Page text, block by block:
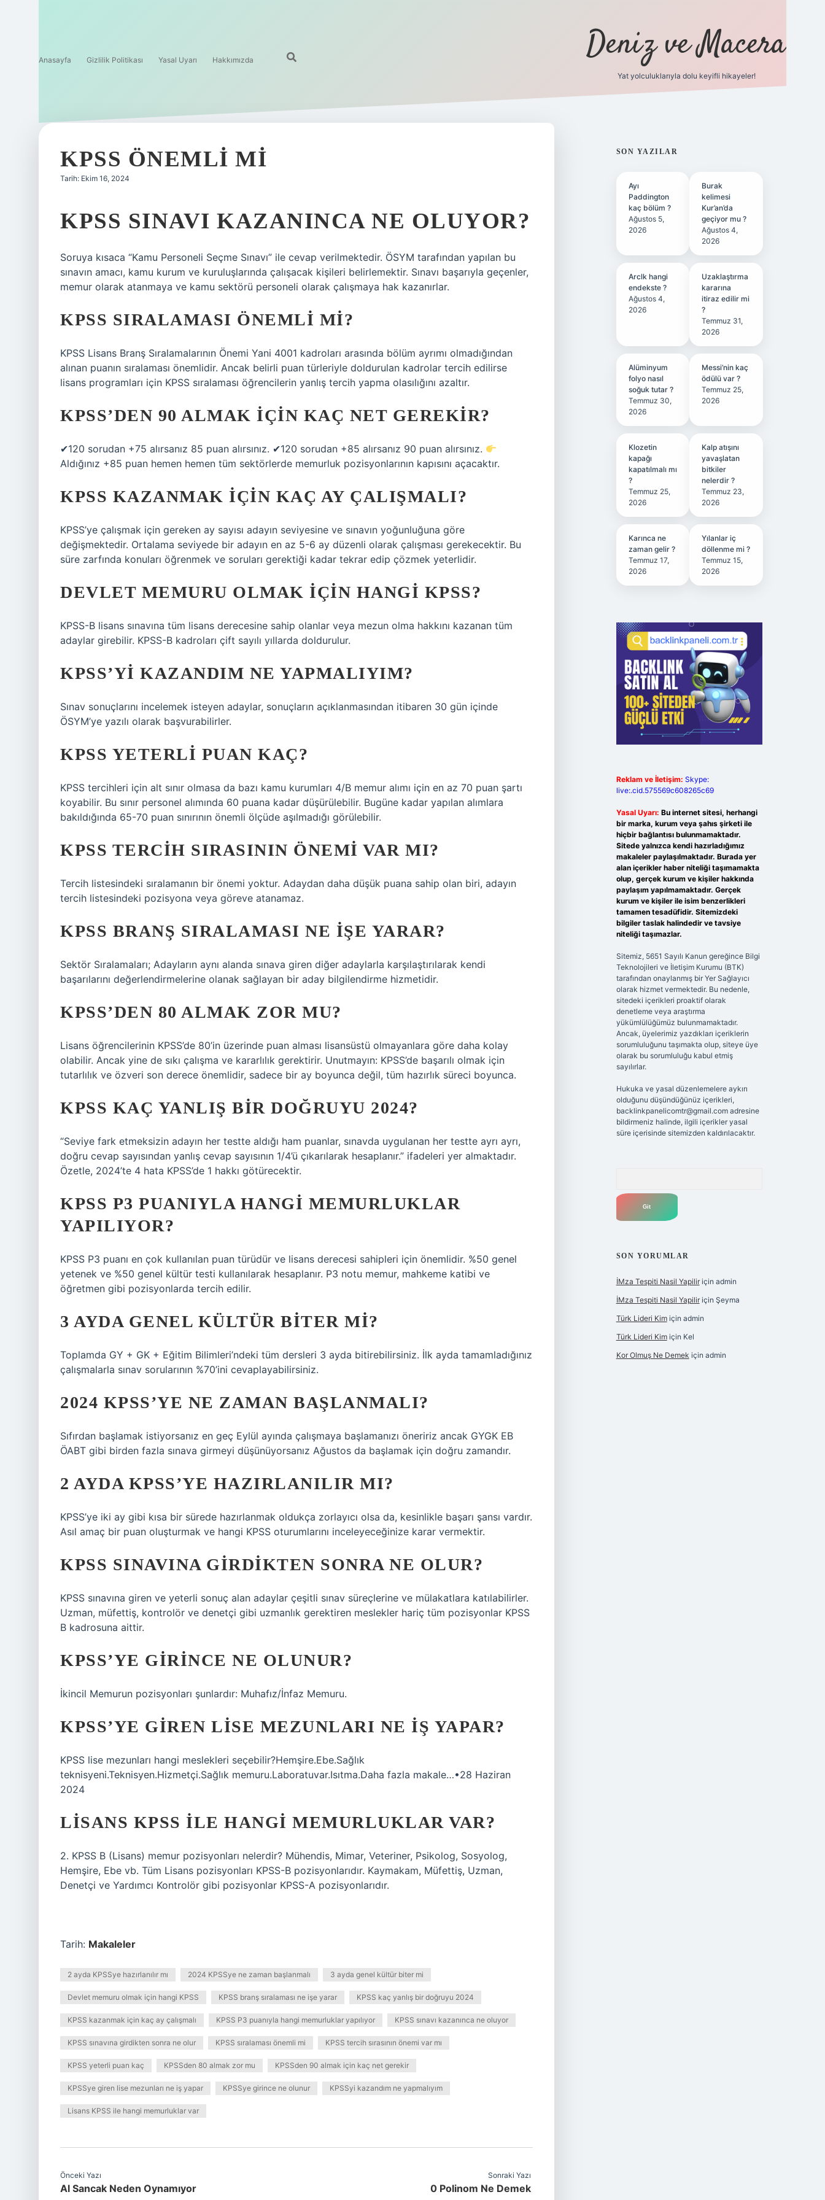
Anasayfa Gizlilik Politikası Yasal Uyarı Hakkımızda Deniz ve Macera
Yat yolculuklarıyla dolu keyifli hikayeler!
KPSS ÖNEMLI MI
Tarih: Ekim 16, 2024
KPSS SINAVI KAZANINCA NE OLUYOR?
Soruya kısaca “Kamu Personeli Seçme Sınavı” ile cevap verilmektedir. ÖSYM tarafından yapılan bu
sınavın amacı, kamu kurum ve kuruluşlarında çalışacak kişileri belirlemektir. Sınavı başarıyla geçenler,
memur olarak atanmaya ve kamu sektörü personeli olarak çalışmaya hak kazanırlar.
KPSS SIRALAMASI ÖNEMLI MI?
KPSS Lisans Branş Sıralamalarının Önemi Yani 4001 kadroları arasında bölüm ayrımı olmadığından
alınan puanın sıralaması önemlidir. Ancak belirli puan türleriyle doldurulan kadrolar tercih edilirse
lisans programları için KPSS sıralaması öğrencilerin yanlış tercih yapma olasılığını azaltır.
KPSS’DEN 90 ALMAK IÇIN KAÇ NET GEREKIR?
✔120 sorudan +75 alırsanız 85 puan alırsınız. ✔120 sorudan +85 alırsanız 90 puan alırsınız.
Aldığınız +85 puan hemen hemen tüm sektörlerde memurluk pozisyonlarının kapısını açacaktır.
KPSS KAZANMAK IÇIN KAÇ AY ÇALIŞMALI?
KPSS’ye çalışmak için gereken ay sayısı adayın seviyesine ve sınavın yoğunluğuna göre
değişmektedir. Ortalama seviyede bir adayın en az 5-6 ay düzenli olarak çalışması gerekecektir. Bu
süre zarfında konuları öğrenmek ve soruları gerektiği kadar tekrar edip çözmek yeterlidir.
DEVLET MEMURU OLMAK IÇIN HANGI KPSS?
KPSS-B lisans sınavına tüm lisans derecesine sahip olanlar veya mezun olma hakkını kazanan tüm
adaylar girebilir. KPSS-B kadroları çift sayılı yıllarda doldurulur.
KPSS’YI KAZANDIM NE YAPMALIYIM?
Sınav sonuçlarını incelemek isteyen adaylar, sonuçların açıklanmasından itibaren 30 gün içinde
ÖSYM’ye yazılı olarak başvurabilirler.
KPSS YETERLI PUAN KAÇ?
KPSS tercihleri ​​için alt sınır olmasa da bazı kamu kurumları 4/B memur alımı için en az 70 puan şartı
koyabilir. Bu sınır personel alımında 60 puana kadar düşürülebilir. Bugüne kadar yapılan alımlara
bakıldığında 65-70 puan sınırının önemli ölçüde aşılmadığı görülebilir.
KPSS TERCIH SIRASININ ÖNEMI VAR MI?
Tercih listesindeki sıralamanın bir önemi yoktur. Adaydan daha düşük puana sahip olan biri, adayın
tercih listesindeki pozisyona veya göreve atanamaz.
KPSS BRANŞ SIRALAMASI NE IŞE YARAR?
Sektör Sıralamaları; Adayların aynı alanda sınava giren diğer adaylarla karşılaştırılarak kendi
başarılarını değerlendirmelerine olanak sağlayan bir aday bilgilendirme hizmetidir.
KPSS’DEN 80 ALMAK ZOR MU?
Lisans öğrencilerinin KPSS’de 80’in üzerinde puan alması lisansüstü olmayanlara göre daha kolay
olabilir. Ancak yine de sıkı çalışma ve kararlılık gerektirir. Unutmayın: KPSS’de başarılı olmak için
tutarlılık ve özveri son derece önemlidir, sadece bir ay boyunca değil, tüm hazırlık süreci boyunca.
KPSS KAÇ YANLIŞ BIR DOĞRUYU 2024?
“Seviye fark etmeksizin adayın her testte aldığı ham puanlar, sınavda uygulanan her testte ayrı ayrı,
doğru cevap sayısından yanlış cevap sayısının 1/4’ü çıkarılarak hesaplanır.” ifadeleri yer almaktadır.
Özetle, 2024’te 4 hata KPSS’de 1 hakkı götürecektir.
KPSS P3 PUANIYLA HANGI MEMURLUKLAR
YAPILIYOR?
KPSS P3 puanı en çok kullanılan puan türüdür ve lisans derecesi sahipleri için önemlidir. %50 genel
yetenek ve %50 genel kültür testi kullanılarak hesaplanır. P3 notu memur, mahkeme katibi ve
öğretmen gibi pozisyonlarda tercih edilir.
3 AYDA GENEL KÜLTÜR BITER MI?
Toplamda GY + GK + Eğitim Bilimleri’ndeki tüm dersleri 3 ayda bitirebilirsiniz. İlk ayda tamamladığınız
çalışmalarla sınav sorularının %70’ini cevaplayabilirsiniz.
2024 KPSS’YE NE ZAMAN BAŞLANMALI?
Sıfırdan başlamak istiyorsanız en geç Eylül ayında çalışmaya başlamanızı öneririz ancak GYGK EB
ÖABT gibi birden fazla sınava girmeyi düşünüyorsanız Ağustos da başlamak için doğru zamandır.
2 AYDA KPSS’YE HAZIRLANILIR MI?
KPSS’ye iki ay gibi kısa bir sürede hazırlanmak oldukça zorlayıcı olsa da, kesinlikle başarı şansı vardır.
Asıl amaç bir puan oluşturmak ve hangi KPSS oturumlarını inceleyeceğinize karar vermektir.
KPSS SINAVINA GIRDIKTEN SONRA NE OLUR?
KPSS sınavına giren ve yeterli sonuç alan adaylar çeşitli sınav süreçlerine ve mülakatlara katılabilirler.
Uzman, müfettiş, kontrolör ve denetçi gibi uzmanlık gerektiren meslekler hariç tüm pozisyonlar KPSS
B kadrosuna aittir.
KPSS’YE GIRINCE NE OLUNUR?
İkincil Memurun pozisyonları şunlardır: Muhafız/İnfaz Memuru.
KPSS’YE GIREN LISE MEZUNLARI NE IŞ YAPAR?
KPSS lise mezunları hangi meslekleri seçebilir?Hemşire.Ebe.Sağlık
teknisyeni.Teknisyen.Hizmetçi.Sağlık memuru.Laboratuvar.Isıtma.Daha fazla makale…•28 Haziran
2024
LISANS KPSS ILE HANGI MEMURLUKLAR VAR?
2. KPSS B (Lisans) memur pozisyonları nelerdir? Mühendis, Mimar, Veteriner, Psikolog, Sosyolog,
Hemşire, Ebe vb. Tüm Lisans pozisyonları KPSS-B pozisyonlarıdır. Kaymakam, Müfettiş, Uzman,
Denetçi ve Yardımcı Kontrolör gibi pozisyonlar KPSS-A pozisyonlarıdır.
Tarih: Makaleler
2 ayda KPSSye hazırlanılır mı 2024 KPSSye ne zaman başlanmalı 3 ayda genel kültür biter mi
Devlet memuru olmak için hangi KPSS KPSS branş sıralaması ne işe yarar KPSS kaç yanlış bir doğruyu 2024
KPSS kazanmak için kaç ay çalışmalı KPSS P3 puanıyla hangi memurluklar yapılıyor KPSS sınavı kazanınca ne oluyor
KPSS sınavına girdikten sonra ne olur KPSS sıralaması önemli mi KPSS tercih sırasının önemi var mı
KPSS yeterli puan kaç KPSSden 80 almak zor mu KPSSden 90 almak için kaç net gerekir
KPSSye giren lise mezunları ne iş yapar KPSSye girince ne olunur KPSSyi kazandım ne yapmalıyım
Lisans KPSS ile hangi memurluklar var
Önceki Yazı
Al Sancak Neden Oynamıyor
Sonraki Yazı
0 Polinom Ne Demek
SIDEBAR
SON YAZILAR
Ayı
Paddington
kaç bölüm ?
Ağustos 5,
2026
Burak
kelimesi
Kur’an’da
geçiyor mu ?
Ağustos 4,
2026
Arclk hangi
endekste ?
Ağustos 4,
2026
Uzaklaştırma
kararına
itiraz edilir mi
?
Temmuz 31,
2026
Alüminyum
folyo nasıl
soğuk tutar ?
Temmuz 30,
2026
Messi’nin kaç
ödülü var ?
Temmuz 25,
2026
Klozetin
kapağı
kapatılmalı mı
?
Temmuz 25,
2026
Kalp atışını
yavaşlatan
bitkiler
nelerdir ?
Temmuz 23,
2026
Karınca ne
zaman gelir ?
Temmuz 17,
2026
Yılanlar iç
döllenme mi ?
Temmuz 15,
2026
Reklam ve İletişim: Skype:
live:.cid.575569c608265c69
Yasal Uyarı: Bu internet sitesi, herhangi
bir marka, kurum veya şahıs şirketi ile
hiçbir bağlantısı bulunmamaktadır.
Sitede yalnızca kendi hazırladığımız
makaleler paylaşılmaktadır. Burada yer
alan içerikler haber niteliği taşımamakta
olup, gerçek kurum ve kişiler hakkında
paylaşım yapılmamaktadır. Gerçek
kurum ve kişiler ile isim benzerlikleri
tamamen tesadüfidir. Sitemizdeki
bilgiler taslak halindedir ve tavsiye
niteliği taşımazlar.
Sitemiz, 5651 Sayılı Kanun gereğince Bilgi
Teknolojileri ve İletişim Kurumu (BTK)
tarafından onaylanmış bir Yer Sağlayıcı
olarak hizmet vermektedir. Bu nedenle,
sitedeki içerikleri proaktif olarak
denetleme veya araştırma
yükümlülüğümüz bulunmamaktadır.
Ancak, üyelerimiz yazdıkları içeriklerin
sorumluluğunu taşımakta olup, siteye üye
olarak bu sorumluluğu kabul etmiş
sayılırlar.
Hukuka ve yasal düzenlemelere aykırı
olduğunu düşündüğünüz içerikleri,
backlinkpanelicomtr@gmail.comadresine
bildirmeniz halinde, ilgili içerikler yasal
süre içerisinde sitemizden kaldırılacaktır.
SON YORUMLAR
İMza Tespiti Nasil Yapiliriçin admin
İMza Tespiti Nasil Yapiliriçin Şeyma
Türk Lideri Kimiçin admin
Türk Lideri Kimiçin Kel
Kor Olmuş Ne Demek için admin